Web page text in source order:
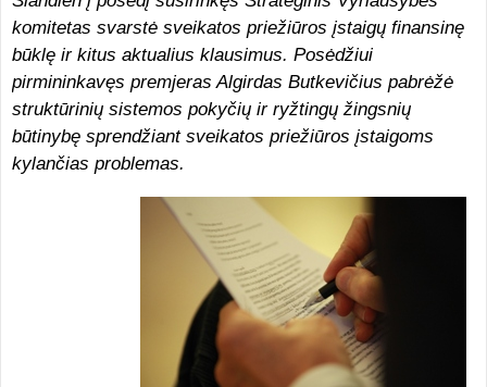
komitetas svarstė sveikatos priežiūros įstaigų finansinę
būklę ir kitus aktualius klausimus. Posėdžiui
pirmininkavęs premjeras Algirdas Butkevičius pabrėžė
struktūrinių sistemos pokyčių ir ryžtingų žingsnių
būtinybę sprendžiant sveikatos priežiūros įstaigoms
kylančias problemas.